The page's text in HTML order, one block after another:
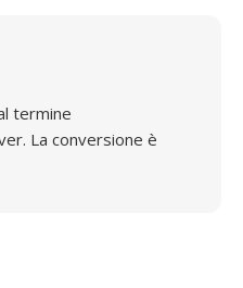
termine
La conversione è